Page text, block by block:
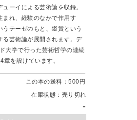
ーイによる芸術論を収録。
まれ、経験のなかで作用す
テーゼのもと、鑑賞という
る芸術論が展開されます。デ
大学で行った芸術哲学の連続
を設けています。
この本の送料：500円
在庫状態：売り切れ
-